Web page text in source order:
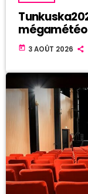
today 3 AOÛT 2026